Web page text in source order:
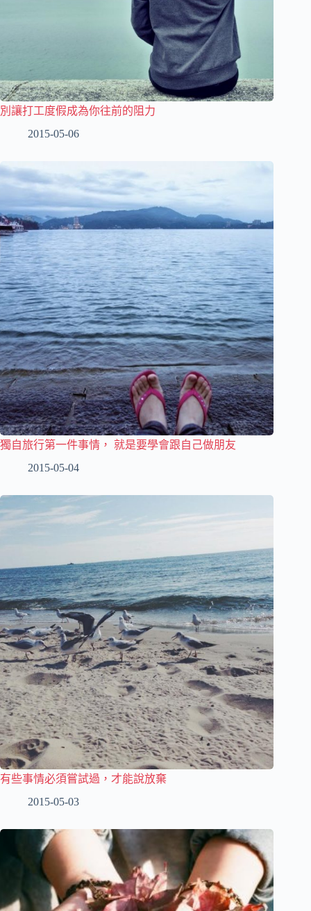
別讓打工度假成為你往前的阻力
2015-05-06
獨自旅行第一件事情， 就是要學會跟自己做朋友
2015-05-04
有些事情必須嘗試過，才能說放棄
2015-05-03